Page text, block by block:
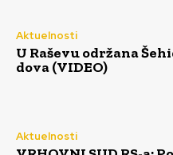
Aktuelnosti
U Raševu održana
dova (VIDEO)
Aktuelnosti